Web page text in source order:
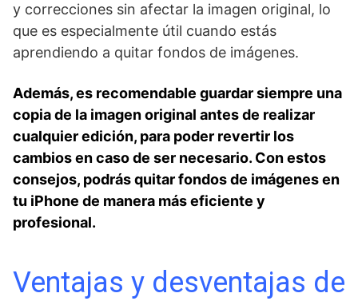
y correcciones sin afectar la imagen original, lo
que es especialmente útil ‌cuando ⁤estás
aprendiendo a quitar fondos de imágenes.
Además,⁣ es recomendable ⁤guardar siempre una
copia de la imagen original antes​ de realizar
cualquier edición, para poder revertir los
cambios⁤ en caso de ser necesario. Con estos
consejos, podrás quitar fondos de imágenes en
tu iPhone de manera más eficiente y
profesional.
Ventajas⁤ y desventajas de